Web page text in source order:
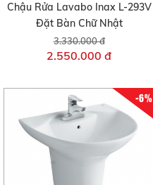
Chậu Rửa Lavabo Inax L-293V
Đặt Bàn Chữ Nhật
3.330.000 đ
2.550.000 đ
-6%